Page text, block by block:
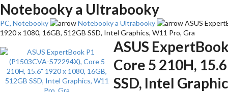
Notebooky a Ultrabooky
PC, Notebooky Notebooky a Ultrabooky
ASUS
1920 x 1080, 16GB, 512GB SSD, Intel Graphics, W11 Pro, Gra
ASUS
Core 5 210H,
SSD, Intel